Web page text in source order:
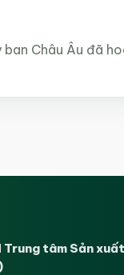
ban Châu Âu đã
Trung tâm Sản